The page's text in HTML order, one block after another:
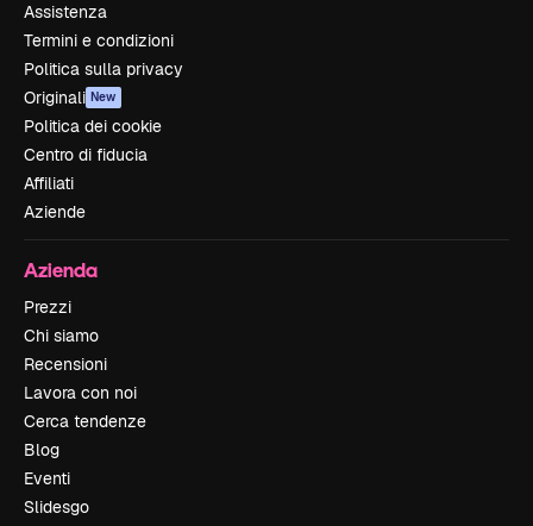
Assistenza
Termini e condizioni
Politica sulla privacy
Originali New
Politica dei cookie
Centro di fiducia
Affiliati
Aziende
Azienda
Prezzi
Chi siamo
Recensioni
Lavora con noi
Cerca tendenze
Blog
Eventi
Slidesgo